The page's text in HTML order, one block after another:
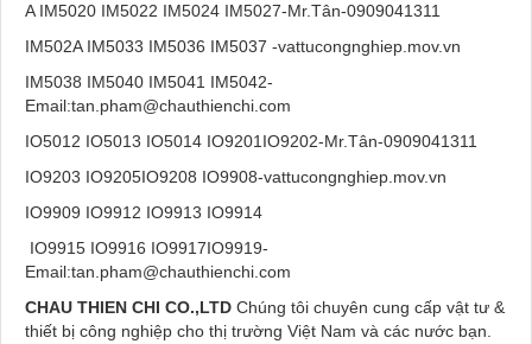
A IM5020 IM5022 IM5024 IM5027-Mr.Tân-0909041311
IM502A IM5033 IM5036 IM5037 -vattucongnghiep.mov.vn
IM5038 IM5040 IM5041 IM5042-
Email:tan.pham@chauthienchi.com
IO5012 IO5013 IO5014 IO9201IO9202-Mr.Tân-0909041311
IO9203 IO9205IO9208 IO9908-vattucongnghiep.mov.vn
IO9909 IO9912 IO9913 IO9914
IO9915 IO9916 IO9917IO9919-
Email:tan.pham@chauthienchi.com
CHAU THIEN CHI CO.,LTD Chúng tôi chuyên cung cấp vật tư &
thiết bị công nghiệp cho thị trường Việt Nam và các nước bạn.